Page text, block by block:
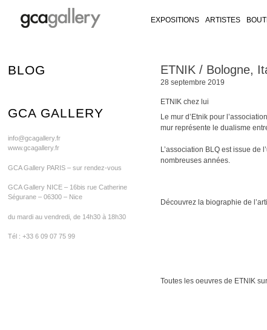
Skip
EXPOSITIONS ARTISTES
BLOG
GCA GALLERY
info@gcagallery.fr
www.gcagallery.fr
GCA Gallery PARIS – sur rendez-vous
GCA Gallery NICE – 16bis rue Catherine
Ségurane – 06300 – Nice
du mardi au vendredi, de 14h30 à 18h30
Tél : +33 6 09 07 75 99
ETNIK / Bologne,
28 septembre 2019
ETNIK chez lui
Le mur d’Etnik pour
mur représente le dualisme
L’association BLQ est issue
nombreuses années.
Découvrez la biographie de
Toutes les oeuvres de ETNIK